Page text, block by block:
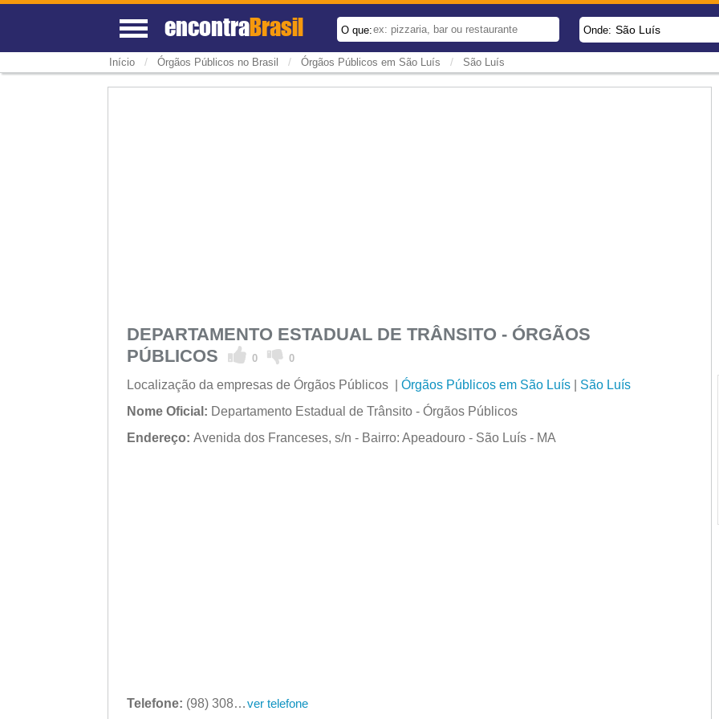
encontraBrasil O que: Onde: São Luís
Início / Órgãos Públicos no Brasil / Órgãos Públicos em São Luís / São Luís
DEPARTAMENTO ESTADUAL DE TRÂNSITO - ÓRGÃOS
PÚBLICOS
0 0
Localização da empresas de Órgãos Públicos | Órgãos Públicos em São Luís| São Luís
Nome Oficial: Departamento Estadual de Trânsito - Órgãos Públicos
Endereço: Avenida dos Franceses, s/n - Bairro: Apeadouro - São Luís - MA
Telefone: (98) 3089-1514 ver telefone